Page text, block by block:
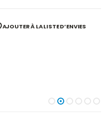
AJOUTER À LA LISTE D’ENVIES